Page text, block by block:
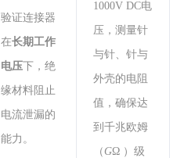
验证连接器
在长期工作
电压下，绝
缘材料阻止
电流泄漏的
能力。
1000V DC电
压，测量针
与针、针与
外壳的电阻
值，确保达
到千兆欧姆
（GΩ）级